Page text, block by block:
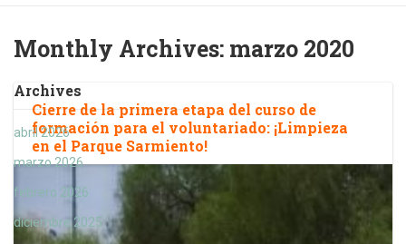
Monthly Archives: marzo 2020
Archives
abril 2026
marzo 2026
febrero 2026
diciembre 2025
Cierre de la primera etapa del curso de
formación para el voluntariado: ¡Limpieza
en el Parque Sarmiento!